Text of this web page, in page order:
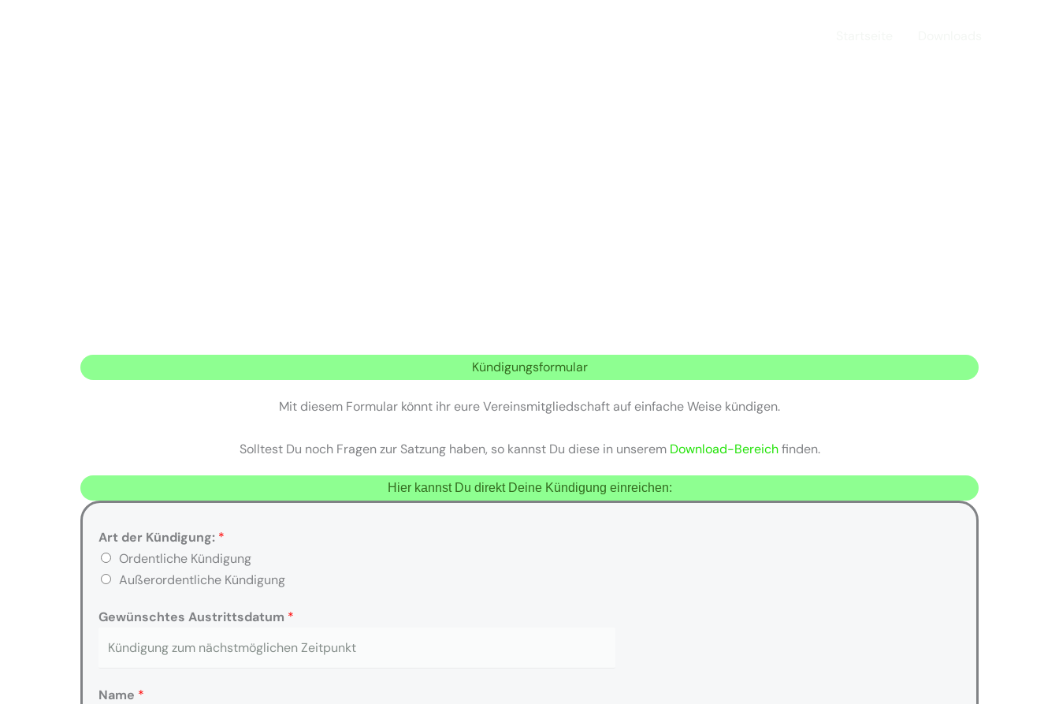
Kündigungsformular
Mit diesem Formular könnt ihr eure Vereinsmitgliedschaft auf einfache Weise kündigen.
Solltest Du noch Fragen zur Satzung haben, so kannst Du diese in unserem Download-Bereichfinden.
Hier kannst Du direkt Deine Kündigung einreichen:
Art der Kündigung: *
Ordentliche Kündigung
Außerordentliche Kündigung
Gewünschtes Austrittsdatum *
Name *